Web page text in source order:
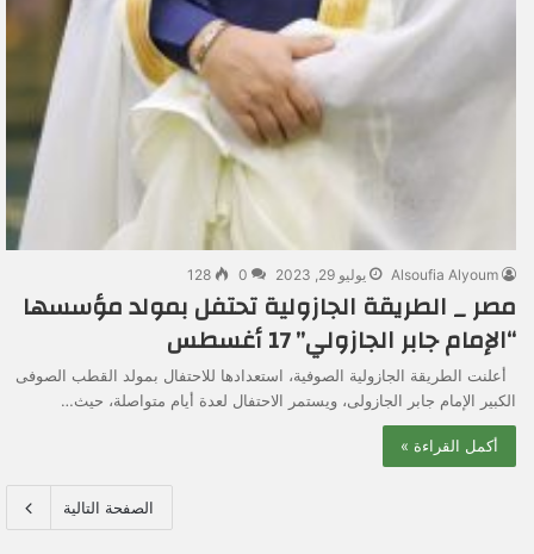
Alsoufia Alyoum يوليو 29, 2023 0
128
مصر _ الطريقة الجازولية تحتفل بمولد مؤسسها
“الإمام جابر الجازولي” 17 أغسطس
أعلنت الطريقة الجازولية الصوفية، استعدادها للاحتفال بمولد القطب الصوفى
الكبير الإمام جابر الجازولى، ويستمر الاحتفال لعدة أيام متواصلة، حيث…
أكمل القراءة »
الصفحة التالية